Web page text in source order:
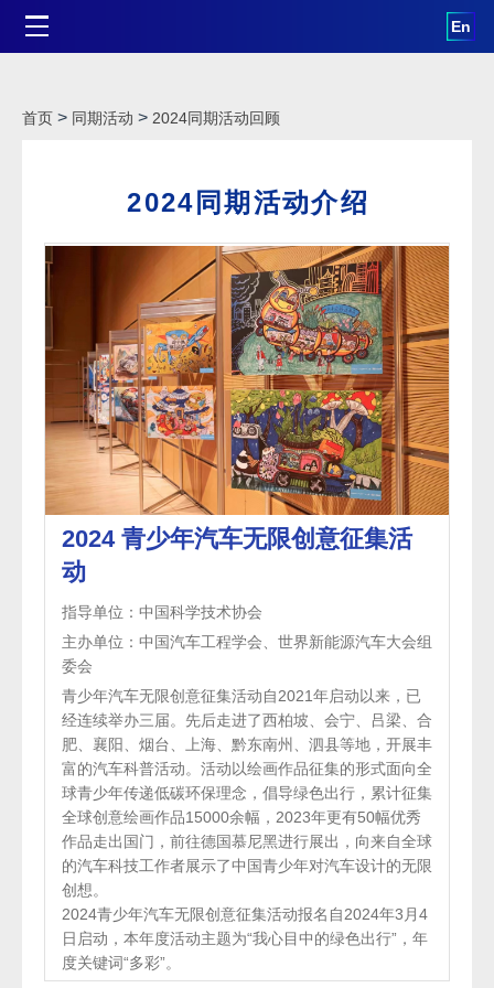
En
首页 > 同期活动 > 2024同期活动回顾
2024同期活动介绍
2024 青少年汽车无限创意征集活
动
指导单位：中国科学技术协会
主办单位：中国汽车工程学会、世界新能源汽车大会组
委会
青少年汽车无限创意征集活动自2021年启动以来，已
经连续举办三届。先后走进了西柏坡、会宁、吕梁、合
肥、襄阳、烟台、上海、黔东南州、泗县等地，开展丰
富的汽车科普活动。活动以绘画作品征集的形式面向全
球青少年传递低碳环保理念，倡导绿色出行，累计征集
全球创意绘画作品15000余幅，2023年更有50幅优秀
作品走出国门，前往德国慕尼黑进行展出，向来自全球
的汽车科技工作者展示了中国青少年对汽车设计的无限
创想。
2024青少年汽车无限创意征集活动报名自2024年3月4
日启动，本年度活动主题为“我心目中的绿色出行”，年
度关键词“多彩”。